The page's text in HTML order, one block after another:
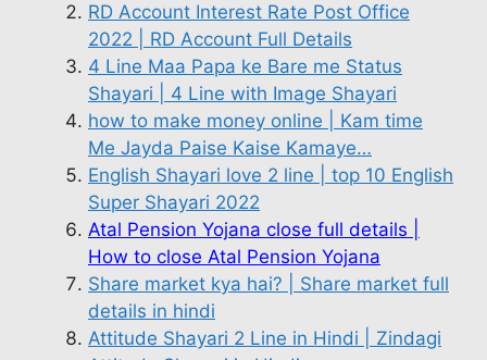
RD Account Interest Rate Post Office
2022 | RD Account Full Details
4 Line Maa Papa ke Bare me Status
Shayari | 4 Line with Image Shayari
how to make money online | Kam time
Me Jayda Paise Kaise Kamaye…
English Shayari love 2 line | top 10 English
Super Shayari 2022
Atal Pension Yojana close full details |
How to close Atal Pension Yojana
Share market kya hai? | Share market full
details in hindi
Attitude Shayari 2 Line in Hindi | Zindagi